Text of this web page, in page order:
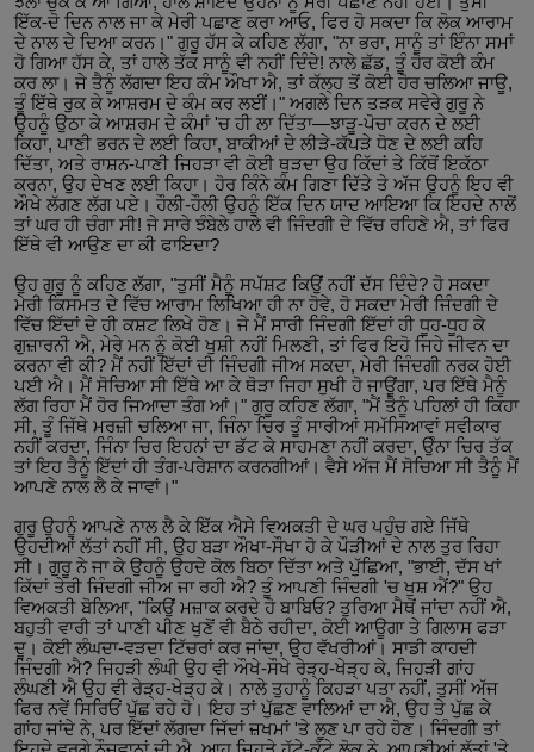
ਇੱਕ-ਦੋ ਦਿਨ ਨਾਲ ਜਾ ਕੇ ਮੇਰੀ ਪਛਾਣ ਕਰਾ ਆਓ, ਫਿਰ ਹੋ ਸਕਦਾ ਕਿ ਲੋਕ ਆਰਾਮ
ਦੇ ਨਾਲ ਦੇ ਦਿਆ ਕਰਨ।" ਗੁਰੂ ਹੱਸ ਕੇ ਕਹਿਣ ਲੱਗਾ, "ਨਾ ਭਰਾ, ਸਾਨੂੰ ਤਾਂ ਇੰਨਾ ਸਮਾਂ
ਹੋ ਗਿਆ ਹੱਸ ਕੇ, ਤਾਂ ਹਾਲੇ ਤੱਕ ਸਾਨੂੰ ਵੀ ਨਹੀਂ ਦਿੰਦੇ! ਨਾਲੇ ਛੱਡ, ਤੂੰ ਹੋਰ ਕੋਈ ਕੰਮ
ਕਰ ਲਾ। ਜੇ ਤੈਨੂੰ ਲੱਗਦਾ ਇਹ ਕੰਮ ਔਖਾ ਐ, ਤਾਂ ਕੱਲ੍ਹ ਤੋਂ ਕੋਈ ਹੋਰ ਚਲਿਆ ਜਾਊ,
ਤੂੰ ਇੱਥੇ ਰੁਕ ਕੇ ਆਸ਼ਰਮ ਦੇ ਕੰਮ ਕਰ ਲਈਂ।" ਅਗਲੇ ਦਿਨ ਤੜਕ ਸਵੇਰੇ ਗੁਰੂ ਨੇ
ਉਹਨੂੰ ਉਠਾ ਕੇ ਆਸ਼ਰਮ ਦੇ ਕੰਮਾਂ 'ਚ ਹੀ ਲਾ ਦਿੱਤਾ—ਝਾੜੂ-ਪੋਚਾ ਕਰਨ ਦੇ ਲਈ
ਕਿਹਾ, ਪਾਣੀ ਭਰਨ ਦੇ ਲਈ ਕਿਹਾ, ਬਾਕੀਆਂ ਦੇ ਲੀੜੇ-ਕੱਪੜੇ ਧੋਣ ਦੇ ਲਈ ਕਹਿ
ਦਿੱਤਾ, ਅਤੇ ਰਾਸ਼ਨ-ਪਾਣੀ ਜਿਹੜਾ ਵੀ ਕੋਈ ਥੁੜਦਾ ਉਹ ਕਿੱਦਾਂ ਤੇ ਕਿੱਥੋਂ ਇਕੱਠਾ
ਕਰਨਾ, ਉਹ ਦੇਖਣ ਲਈ ਕਿਹਾ। ਹੋਰ ਕਿੰਨੇ ਕੰਮ ਗਿਣਾ ਦਿੱਤੇ ਤੇ ਅੱਜ ਉਹਨੂੰ ਇਹ ਵੀ
ਔਖੇ ਲੱਗਣ ਲੱਗ ਪਏ। ਹੌਲੀ-ਹੌਲੀ ਉਹਨੂੰ ਇੱਕ ਦਿਨ ਯਾਦ ਆਇਆ ਕਿ ਇਹਦੇ ਨਾਲੋਂ
ਤਾਂ ਘਰ ਹੀ ਚੰਗਾ ਸੀ! ਜੇ ਸਾਰੇ ਝੰਬੇਲੇ ਹਾਲੇ ਵੀ ਜਿੰਦਗੀ ਦੇ ਵਿੱਚ ਰਹਿਣੇ ਐ, ਤਾਂ ਫਿਰ
ਇੱਥੇ ਵੀ ਆਉਣ ਦਾ ਕੀ ਫਾਇਦਾ?
ਉਹ ਗੁਰੂ ਨੂੰ ਕਹਿਣ ਲੱਗਾ, "ਤੁਸੀਂ ਮੈਨੂੰ ਸਪੱਸ਼ਟ ਕਿਉਂ ਨਹੀਂ ਦੱਸ ਦਿੰਦੇ? ਹੋ ਸਕਦਾ
ਮੇਰੀ ਕਿਸਮਤ ਦੇ ਵਿੱਚ ਆਰਾਮ ਲਿਖਿਆ ਹੀ ਨਾ ਹੋਵੇ, ਹੋ ਸਕਦਾ ਮੇਰੀ ਜਿੰਦਗੀ ਦੇ
ਵਿੱਚ ਇੱਦਾਂ ਦੇ ਹੀ ਕਸ਼ਟ ਲਿਖੇ ਹੋਣ। ਜੇ ਮੈਂ ਸਾਰੀ ਜਿੰਦਗੀ ਇੱਦਾਂ ਹੀ ਧੂਹ-ਧੂਹ ਕੇ
ਗੁਜ਼ਾਰਨੀ ਐ, ਮੇਰੇ ਮਨ ਨੂੰ ਕੋਈ ਖੁਸ਼ੀ ਨਹੀਂ ਮਿਲਣੀ, ਤਾਂ ਫਿਰ ਇਹੋ ਜਿਹੇ ਜੀਵਨ ਦਾ
ਕਰਨਾ ਵੀ ਕੀ? ਮੈਂ ਨਹੀਂ ਇੱਦਾਂ ਦੀ ਜਿੰਦਗੀ ਜੀਅ ਸਕਦਾ, ਮੇਰੀ ਜਿੰਦਗੀ ਨਰਕ ਹੋਈ
ਪਈ ਐ। ਮੈਂ ਸੋਚਿਆ ਸੀ ਇੱਥੇ ਆ ਕੇ ਥੋੜਾ ਜਿਹਾ ਸੁਖੀ ਹੋ ਜਾਊਂਗਾ, ਪਰ ਇੱਥੇ ਮੈਨੂੰ
ਲੱਗ ਰਿਹਾ ਮੈਂ ਹੋਰ ਜਿਆਦਾ ਤੰਗ ਆਂ।" ਗੁਰੂ ਕਹਿਣ ਲੱਗਾ, "ਮੈਂ ਤੈਨੂੰ ਪਹਿਲਾਂ ਹੀ ਕਿਹਾ
ਸੀ, ਤੂੰ ਜਿੱਥੇ ਮਰਜ਼ੀ ਚਲਿਆ ਜਾ, ਜਿੰਨਾ ਚਿਰ ਤੂੰ ਸਾਰੀਆਂ ਸਮੱਸਿਆਵਾਂ ਸਵੀਕਾਰ
ਨਹੀਂ ਕਰਦਾ, ਜਿੰਨਾ ਚਿਰ ਇਹਨਾਂ ਦਾ ਡੱਟ ਕੇ ਸਾਹਮਣਾ ਨਹੀਂ ਕਰਦਾ, ਉੰਨਾ ਚਿਰ ਤੱਕ
ਤਾਂ ਇਹ ਤੈਨੂੰ ਇੱਦਾਂ ਹੀ ਤੰਗ-ਪਰੇਸ਼ਾਨ ਕਰਨਗੀਆਂ। ਵੈਸੇ ਅੱਜ ਮੈਂ ਸੋਚਿਆ ਸੀ ਤੈਨੂੰ ਮੈਂ
ਆਪਣੇ ਨਾਲ ਲੈ ਕੇ ਜਾਵਾਂ।"
ਗੁਰੂ ਉਹਨੂੰ ਆਪਣੇ ਨਾਲ ਲੈ ਕੇ ਇੱਕ ਐਸੇ ਵਿਅਕਤੀ ਦੇ ਘਰ ਪਹੁੰਚ ਗਏ ਜਿੱਥੇ
ਉਹਦੀਆਂ ਲੱਤਾਂ ਨਹੀਂ ਸੀ, ਉਹ ਬੜਾ ਔਖਾ-ਸੌਖਾ ਹੋ ਕੇ ਪੌੜੀਆਂ ਦੇ ਨਾਲ ਤੁਰ ਰਿਹਾ
ਸੀ। ਗੁਰੂ ਨੇ ਜਾ ਕੇ ਉਹਨੂੰ ਉਹਦੇ ਕੋਲ ਬਿਠਾ ਦਿੱਤਾ ਅਤੇ ਪੁੱਛਿਆ, "ਭਾਈ, ਦੱਸ ਖਾਂ
ਕਿੱਦਾਂ ਤੇਰੀ ਜਿੰਦਗੀ ਜੀਅ ਜਾ ਰਹੀ ਐ? ਤੂੰ ਆਪਣੀ ਜਿੰਦਗੀ 'ਚ ਖੁਸ਼ ਐਂ?" ਉਹ
ਵਿਅਕਤੀ ਬੋਲਿਆ, "ਕਿਉਂ ਮਜ਼ਾਕ ਕਰਦੇ ਹੋ ਬਾਬਿਓ? ਤੁਰਿਆ ਮੈਥੋਂ ਜਾਂਦਾ ਨਹੀਂ ਐ,
ਬਹੁਤੀ ਵਾਰੀ ਤਾਂ ਪਾਣੀ ਪੀਣ ਖੁਣੋਂ ਵੀ ਬੈਠੇ ਰਹੀਦਾ, ਕੋਈ ਆਊਗਾ ਤੇ ਗਿਲਾਸ ਫੜਾ
ਦੂ। ਕੋਈ ਲੰਘਦਾ-ਵੜਦਾ ਟਿੱਚਰਾਂ ਕਰ ਜਾਂਦਾ, ਉਹ ਵੱਖਰੀਆਂ। ਸਾਡੀ ਕਾਹਦੀ
ਜਿੰਦਗੀ ਐ? ਜਿਹੜੀ ਲੰਘੀ ਉਹ ਵੀ ਔਖੇ-ਸੌਖੇ ਰੇੜ੍ਹ-ਖੇੜ੍ਹ ਕੇ, ਜਿਹੜੀ ਗਾਂਹ
ਲੰਘਣੀ ਐ ਉਹ ਵੀ ਰੇੜ੍ਹ-ਖੇੜ੍ਹ ਕੇ। ਨਾਲੇ ਤੁਹਾਨੂੰ ਕਿਹੜਾ ਪਤਾ ਨਹੀਂ, ਤੁਸੀਂ ਅੱਜ
ਫਿਰ ਨਵੇਂ ਸਿਰਿਓਂ ਪੁੱਛ ਰਹੇ ਹੋ। ਇਹ ਤਾਂ ਪੁੱਛਣ ਵਾਲਿਆਂ ਦਾ ਐ, ਉਹ ਤੇ ਪੁੱਛ ਕੇ
ਗਾਂਹ ਜਾਂਦੇ ਨੇ, ਪਰ ਇੱਦਾਂ ਲੱਗਦਾ ਜਿੱਦਾਂ ਜ਼ਖਮਾਂ 'ਤੇ ਲੂਣ ਪਾ ਰਹੇ ਹੋਣ। ਜਿੰਦਗੀ ਤਾਂ